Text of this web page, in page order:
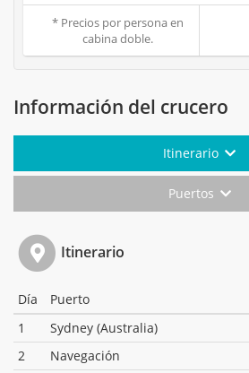
* Precios por persona en
cabina doble.
Información del crucero
Itinerario
Puertos
Itinerario
Día Puerto
1
Sydney (Australia)
2
Navegación